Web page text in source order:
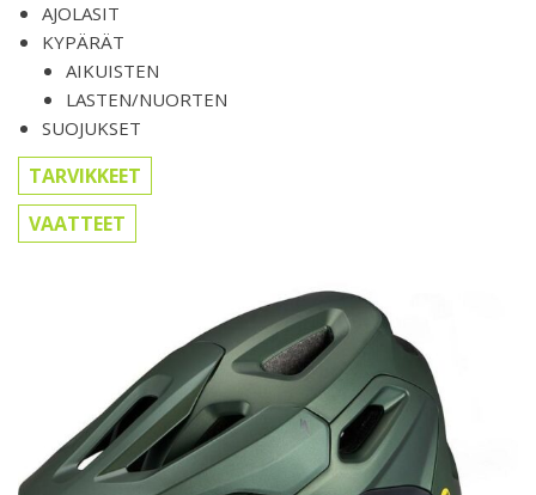
AJOLASIT
KYPÄRÄT
AIKUISTEN
LASTEN/NUORTEN
SUOJUKSET
TARVIKKEET
VAATTEET